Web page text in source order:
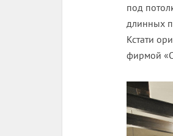
под
длинных
Кстати
фирмой